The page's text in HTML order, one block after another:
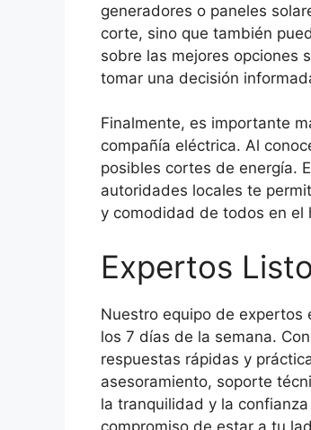
generadores o paneles
corte, sino que también
sobre las mejores opciones
tomar una decisión
Finalmente, es importante
compañía eléctrica. Al
posibles cortes de energía.
autoridades locales te
y comodidad de todos en el
Expertos
Nuestro equipo de expertos
los 7 días de la semana.
respuestas rápidas y
asesoramiento, soporte
la tranquilidad y la
compromiso de estar a tu